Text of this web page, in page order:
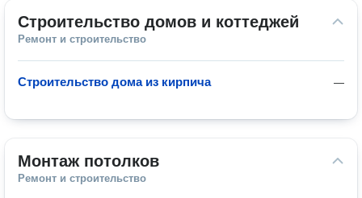
Строительство домов и коттеджей
Ремонт и строительство
—
Строительство дома из кирпича
Монтаж потолков
Ремонт и строительство